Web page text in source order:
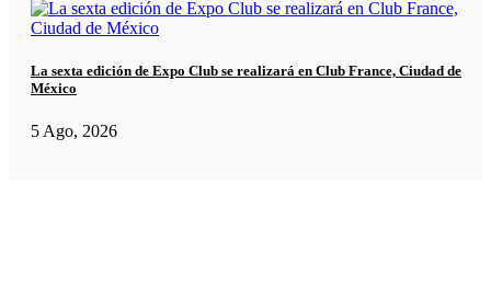
La sexta edición de Expo Club se realizará en Club France, Ciudad de
México
5 Ago, 2026